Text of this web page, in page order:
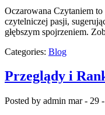
Oczarowana Czytaniem
czytelniczej pasji,
głębszym spojrzeniem.
Categories: Blog
Przeglądy i
Posted by admin mar - 29